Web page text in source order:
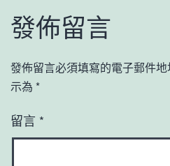
發佈留言
發佈留言必須填寫的電子郵件地
示為 *
留言 *